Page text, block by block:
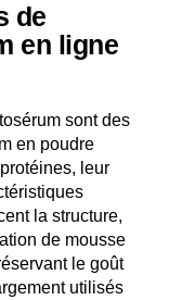
de
en ligne
sont des
en poudre
leur
la structure,
de mousse
le goût
utilisés